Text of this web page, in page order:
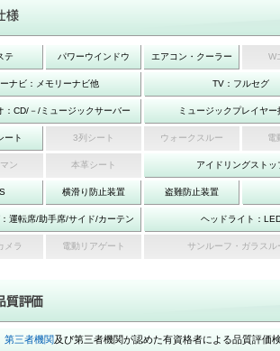
テ パワーウインドウ エアコン・クーラー W
ナビ：メモリーナビ他 TV：フルセグ
：CD/－/ミュージックサーバー ミュージックプレイヤー
ート 3列シート ウォークスルー 電
ン 本革シート アイドリングストッ
横滑り防止装置 盗難防止装置
運転席/助手席/サイド/カーテン ヘッドライト：
メラ 電動リアゲート サンルーフ・ガラスル
第三者機関及び第三者機関が認めた有資格者による品質評価